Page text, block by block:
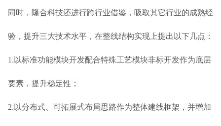
同时，隆合科技还进行跨行业借鉴，吸取其它行业的成熟经
验，提升三大技术水平，在整线结构实现上提出以下几点：
1.以标准功能模块开发配合特殊工艺模块非标开发作为底层
要素，提升稳定性；
2.以分布式、可拓展式布局思路作为整体建线框架，并增加